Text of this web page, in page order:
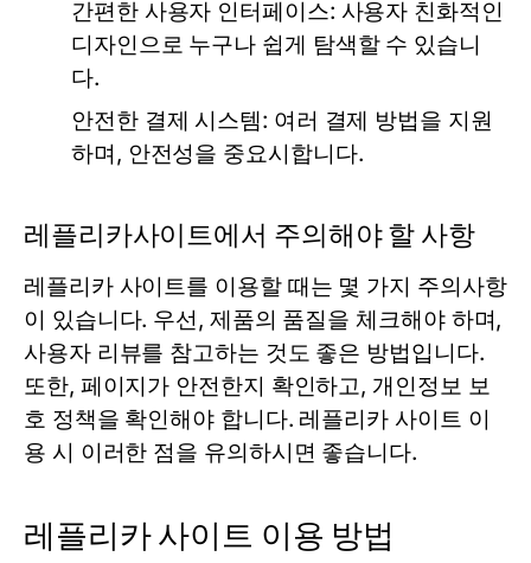
간편한 사용자 인터페이스: 사용자 친화적인
디자인으로 누구나 쉽게 탐색할 수 있습니
다.
안전한 결제 시스템: 여러 결제 방법을 지원
하며, 안전성을 중요시합니다.
레플리카사이트에서 주의해야 할 사항
레플리카 사이트를 이용할 때는 몇 가지 주의사항
이 있습니다. 우선, 제품의 품질을 체크해야 하며,
사용자 리뷰를 참고하는 것도 좋은 방법입니다.
또한, 페이지가 안전한지 확인하고, 개인정보 보
호 정책을 확인해야 합니다. 레플리카 사이트 이
용 시 이러한 점을 유의하시면 좋습니다.
레플리카 사이트 이용 방법